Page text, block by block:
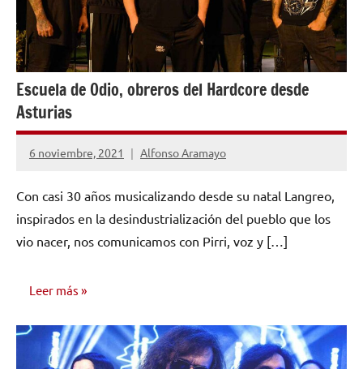
Escuela de Odio, obreros del Hardcore desde
Asturias
6 noviembre, 2021 Alfonso Aramayo
No
comentarios
Con casi 30 años musicalizando desde su natal Langreo,
inspirados en la desindustrialización del pueblo que los
vio nacer, nos comunicamos con Pirri, voz y […]
Leer más
ENTREVISTAS